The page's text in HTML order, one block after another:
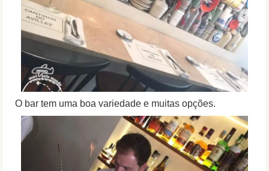
O bar tem uma boa variedade e muitas opções.